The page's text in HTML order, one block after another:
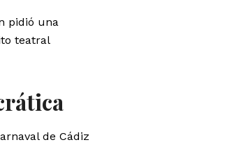
pidió una
teatral
de Cádiz